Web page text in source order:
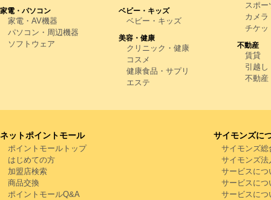
家電・パソコン
家電・AV機器
パソコン・周辺機器
ソフトウェア
ベビー・キッズ
ベビー・キッズ
美容・健康
クリニック・健康
コスメ
健康食品・サプリ
エステ
スポー
カメラ
チケッ
不動産
賃貸
引越し
不動産
ネットポイントモール
ポイントモールトップ
はじめての方
加盟店検索
商品交換
ポイントモールQ&A
サイモンズに
サイモンズ総
サイモンズ法
サービスにつ
サービスにつ
サービスにつ